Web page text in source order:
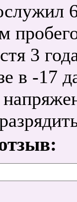
3
в -17